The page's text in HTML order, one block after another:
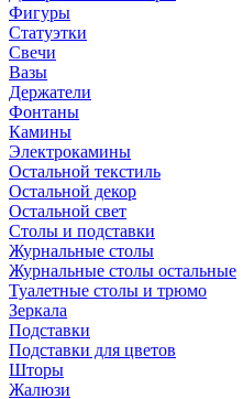
Фигуры
Статуэтки
Свечи
Вазы
Держатели
Фонтаны
Камины
Электрокамины
Остальной текстиль
Остальной декор
Остальной свет
Столы и подставки
Журнальные столы
Журнальные столы остальные
Туалетные столы и трюмо
Зеркала
Подставки
Подставки для цветов
Шторы
Жалюзи